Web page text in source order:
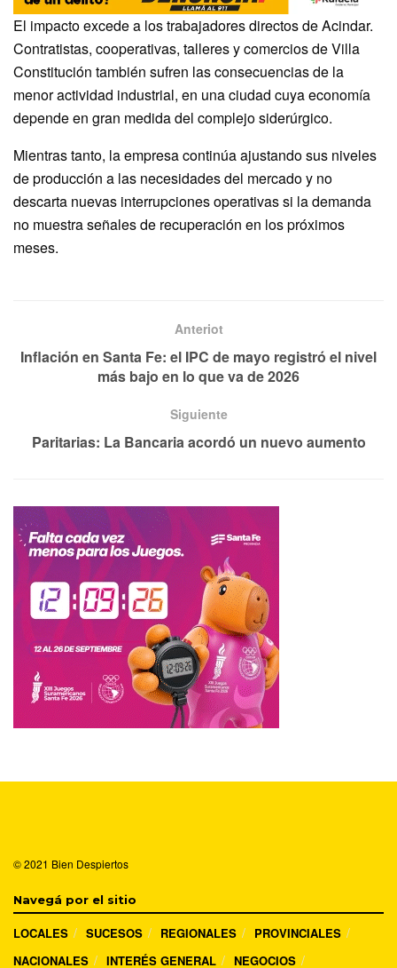
El impacto excede a los trabajadores directos de Acindar.
Contratistas, cooperativas, talleres y comercios de Villa
Constitución también sufren las consecuencias de la
menor actividad industrial, en una ciudad cuya economía
depende en gran medida del complejo siderúrgico.
Mientras tanto, la empresa continúa ajustando sus niveles
de producción a las necesidades del mercado y no
descarta nuevas interrupciones operativas si la demanda
no muestra señales de recuperación en los próximos
meses.
Anteriot
Inflación en Santa Fe: el IPC de mayo registró el nivel
más bajo en lo que va de 2026
Siguiente
Paritarias: La Bancaria acordó un nuevo aumento
© 2021 Bien Despiertos
Navegá por el sitio
LOCALES SUCESOS REGIONALES
PROVINCIALES
NACIONALES
INTERÉS GENERAL NEGOCIOS